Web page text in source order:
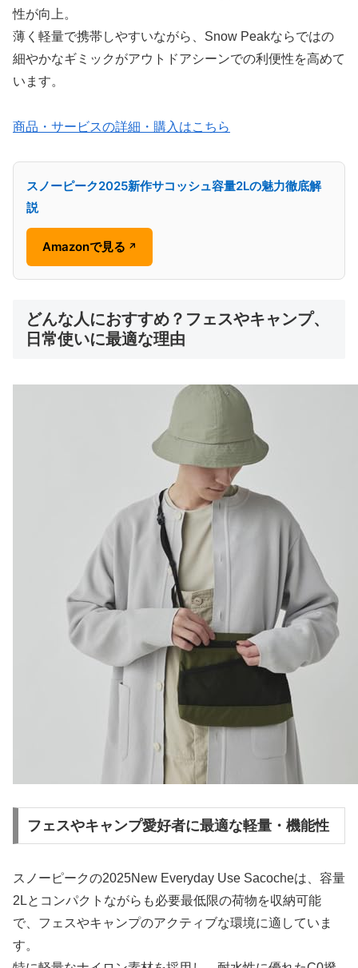
性が向上。
薄く軽量で携帯しやすいながら、Snow Peakならではの
細やかなギミックがアウトドアシーンでの利便性を高めて
います。
商品・サービスの詳細・購入はこちら
スノーピーク2025新作サコッシュ容量2Lの魅力徹底解
説
Amazonで見る ↗
どんな人におすすめ？フェスやキャンプ、
日常使いに最適な理由
フェスやキャンプ愛好者に最適な軽量・機能性
スノーピークの2025New Everyday Use Sacocheは、容量
2Lとコンパクトながらも必要最低限の荷物を収納可能
で、フェスやキャンプのアクティブな環境に適していま
す。